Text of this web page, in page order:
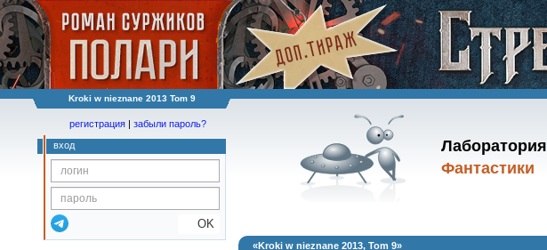
Kroki w nieznane 2013 Tom 9
Лаборатория
Фантастики
регистрация | забыли пароль?
вход
OK
«Kroki w nieznane 2013, Tom 9»